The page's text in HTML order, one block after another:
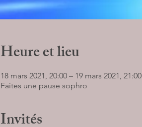
Heure et lieu
18 mars 2021, 20:00 – 19 mars 2021, 21:00
Faites une pause sophro
Invités